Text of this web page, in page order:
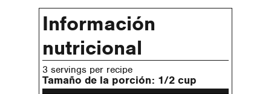
Información
nutricional
3 servings per recipe
Tamaño de la porción: 1/2 cup